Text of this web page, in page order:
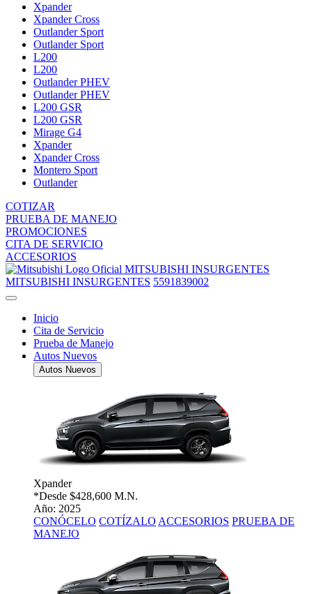
Xpander
Xpander Cross
Outlander Sport
Outlander Sport
L200
L200
Outlander PHEV
Outlander PHEV
L200 GSR
L200 GSR
Mirage G4
Xpander
Xpander Cross
Montero Sport
Outlander
COTIZAR
PRUEBA DE MANEJO
PROMOCIONES
CITA DE SERVICIO
ACCESORIOS
MITSUBISHI INSURGENTES
MITSUBISHI INSURGENTES 5591839002
Inicio
Cita de Servicio
Prueba de Manejo
Autos Nuevos
Autos Nuevos
Xpander
*Desde $428,600 M.N.
Año: 2025
CONÓCELO COTÍZALO ACCESORIOS PRUEBA DE
MANEJO